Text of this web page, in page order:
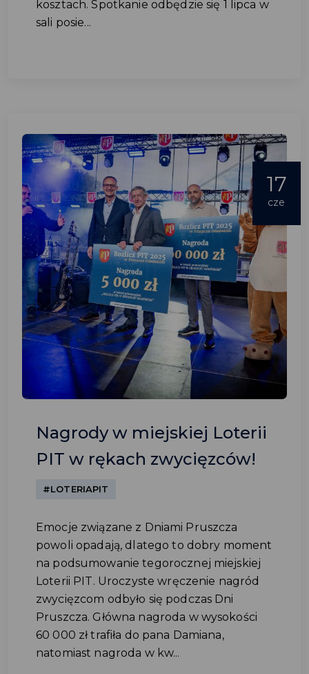
kosztach. Spotkanie odbędzie się 1 lipca w
sali posie...
17
cze
Nagrody w miejskiej Loterii
PIT w rękach zwycięzców!
#LOTERIAPIT
Emocje związane z Dniami Pruszcza
powoli opadają, dlatego to dobry moment
na podsumowanie tegorocznej miejskiej
Loterii PIT. Uroczyste wręczenie nagród
zwycięzcom odbyło się podczas Dni
Pruszcza. Główna nagroda w wysokości
60 000 zł trafiła do pana Damiana,
natomiast nagroda w kw...